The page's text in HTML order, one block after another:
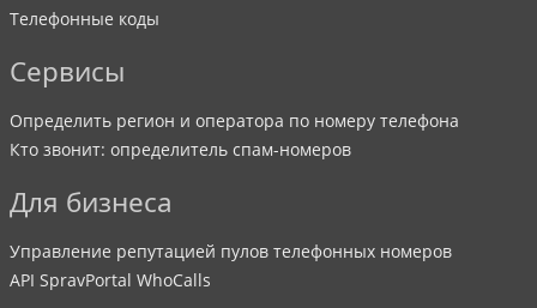
Телефонные коды
Сервисы
Определить регион и оператора по номеру телефона
Кто звонит: определитель спам-номеров
Для бизнеса
Управление репутацией пулов телефонных номеров
API SpravPortal WhoCalls